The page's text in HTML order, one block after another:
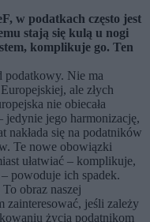
w podatkach często jest
stają się kulą u nogi
komplikuje go. Ten
podatkowy. Nie ma
ale złych
nie obiecała
jedynie jego harmonizację,
się na podatników
Te nowe obowiązki
ułatwiać – komplikuje,
powoduje ich spadek.
obraz naszej
zainteresować, jeśli zależy
życia podatnikom